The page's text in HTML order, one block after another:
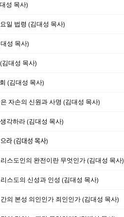
성 목사)
일 법령 (김대성 목사)
성 목사)
대성 목사)
(김대성 목사)
자손의 신원과 사명 (김대성 목사)
각하라 (김대성 목사)
잡으라 (김대성 목사)
인의 완전이란 무엇인가 (김대성 목사)
스도의 신성과 인성 (김대성 목사)
의 본성 의인인가 죄인인가 (김대성 목사)